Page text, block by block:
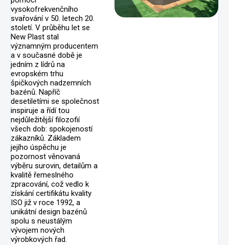
vysokofrekvenčního
svařování v 50. letech 20.
století. V průběhu let se
New Plast stal
významným producentem
a v současné době je
jedním z lídrů na
evropském trhu
špičkových nadzemních
bazénů. Napříč
desetiletími se společnost
inspiruje a řídí tou
nejdůležitější filozofií
všech dob: spokojeností
zákazníků. Základem
jejího úspěchu je
pozornost věnovaná
výběru surovin, detailům a
kvalitě řemeslného
zpracování, což vedlo k
získání certifikátu kvality
ISO již v roce 1992, a
unikátní design bazénů
spolu s neustálým
vývojem nových
výrobkových řad.